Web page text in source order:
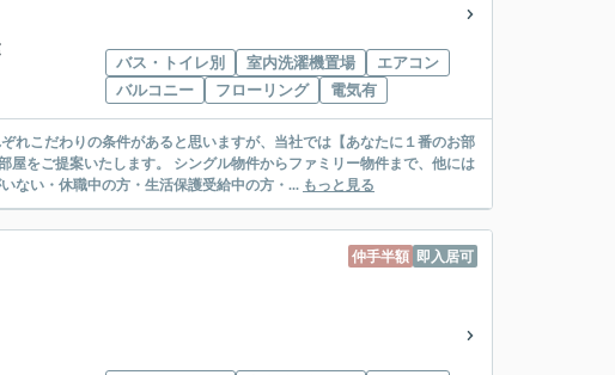
バス・トイレ別 室内洗濯機置場
エアコン
バルコニー
フローリング 電気有
件からファミリー物件まで、他には
がいない・緊急連絡先がいない・休職中の方・生活保護受給中の方・... もっと見る
仲手半額 即入居可